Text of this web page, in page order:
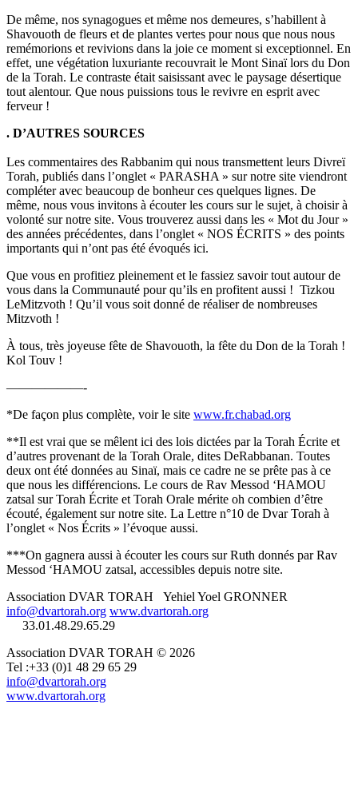
De même, nos synagogues et même nos demeures, s’habillent à
Shavouoth de fleurs et de plantes vertes pour nous que nous nous
remémorions et revivions dans la joie ce moment si exceptionnel. En
effet, une végétation luxuriante recouvrait le Mont Sinaï lors du Don
de la Torah. Le contraste était saisissant avec le paysage désertique
tout alentour. Que nous puissions tous le revivre en esprit avec
ferveur !
. D’AUTRES SOURCES
Les commentaires des Rabbanim qui nous transmettent leurs Divreï
Torah, publiés dans l’onglet « PARASHA » sur notre site viendront
compléter avec beaucoup de bonheur ces quelques lignes. De
même, nous vous invitons à écouter les cours sur le sujet, à choisir à
volonté sur notre site. Vous trouverez aussi dans les « Mot du Jour »
des années précédentes, dans l’onglet « NOS ÉCRITS » des points
importants qui n’ont pas été évoqués ici.
Que vous en profitiez pleinement et le fassiez savoir tout autour de
vous dans la Communauté pour qu’ils en profitent aussi ! Tizkou
LeMitzvoth ! Qu’il vous soit donné de réaliser de nombreuses
Mitzvoth !
À tous, très joyeuse fête de Shavouoth, la fête du Don de la Torah !
Kol Touv !
——————-
*De façon plus complète, voir le site www.fr.chabad.org
**Il est vrai que se mêlent ici des lois dictées par la Torah Écrite et
d’autres provenant de la Torah Orale, dites DeRabbanan. Toutes
deux ont été données au Sinaï, mais ce cadre ne se prête pas à ce
que nous les différencions. Le cours de Rav Messod ‘HAMOU
zatsal sur Torah Écrite et Torah Orale mérite oh combien d’être
écouté, également sur notre site. La Lettre n°10 de Dvar Torah à
l’onglet « Nos Écrits » l’évoque aussi.
***On gagnera aussi à écouter les cours sur Ruth donnés par Rav
Messod ‘HAMOU zatsal, accessibles depuis notre site.
Association DVAR TORAH Yehiel Yoel GRONNER
info@dvartorah.org www.dvartorah.org
33.01.48.29.65.29
Association DVAR TORAH © 2026
Tel :+33 (0)1 48 29 65 29
info@dvartorah.org
www.dvartorah.org